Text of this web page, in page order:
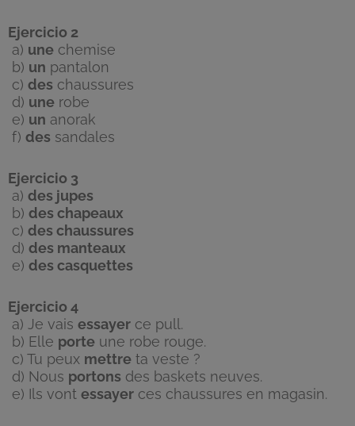
Ejercicio 2
a) une chemise
b) un pantalon
c) des chaussures
d) une robe
e) un anorak
f) des sandales
Ejercicio 3
a) des jupes
b) des chapeaux
c) des chaussures
d) des manteaux
e) des casquettes
Ejercicio 4
a) Je vais essayer ce pull.
b) Elle porte une robe rouge.
c) Tu peux mettre ta veste ?
d) Nous portons des baskets neuves.
e) Ils vont essayer ces chaussures en magasin.